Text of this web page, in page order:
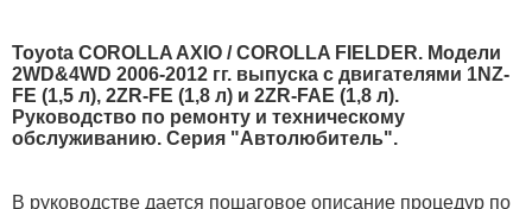
Toyota COROLLA AXIO / COROLLA FIELDER. Модели
2WD&4WD 2006-2012 гг. выпуска c двигателями 1NZ-
FE (1,5 л), 2ZR-FE (1,8 л) и 2ZR-FAE (1,8 л).
Руководство по ремонту и техническому
обслуживанию. Серия "Автолюбитель".
В руководстве дается пошаговое описание процедур по